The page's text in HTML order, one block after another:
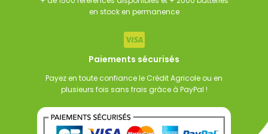
en stock en permanence
Paiements sécurisés
Payez en toute confiance le Crédit Agricole ou en
plusieurs fois sans frais grâce à PayPal !